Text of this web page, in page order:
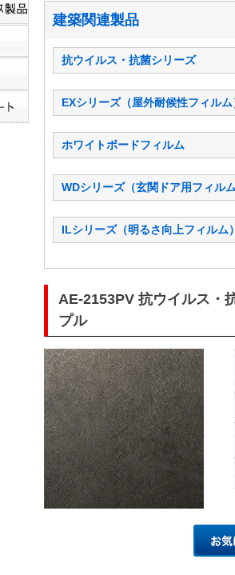
建築関連製品
抗ウイルス・抗菌シリーズ
EXシリーズ（屋外耐候性フィルム
ホワイトボードフィルム
WDシリーズ（玄関ドア用フィルム
ILシリーズ（明るさ向上フィルム）
AE-2153PV 抗ウイルス・
プル